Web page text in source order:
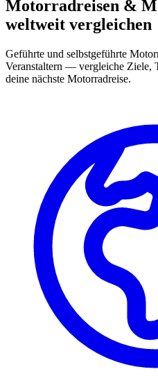
Motorradreisen &
weltweit vergleichen
Geführte und selbstgeführte
Veranstaltern — vergleiche Ziele,
deine nächste Motorradreise.